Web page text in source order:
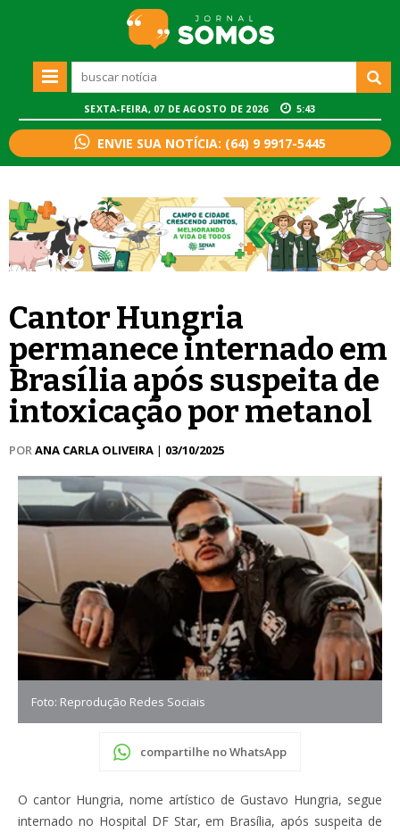
SEXTA-FEIRA, 07 DE AGOSTO DE 2026 5:43
ENVIE SUA NOTÍCIA: (64) 9 9917-5445
Cantor Hungria
permanece internado em
Brasília após suspeita de
intoxicação por metanol
PORANA CARLA OLIVEIRA | 03/10/2025
Foto: Reprodução Redes Sociais
compartilhe no WhatsApp
O cantor Hungria, nome artístico de Gustavo Hungria, segue
internado no Hospital DF Star, em Brasília, após suspeita de